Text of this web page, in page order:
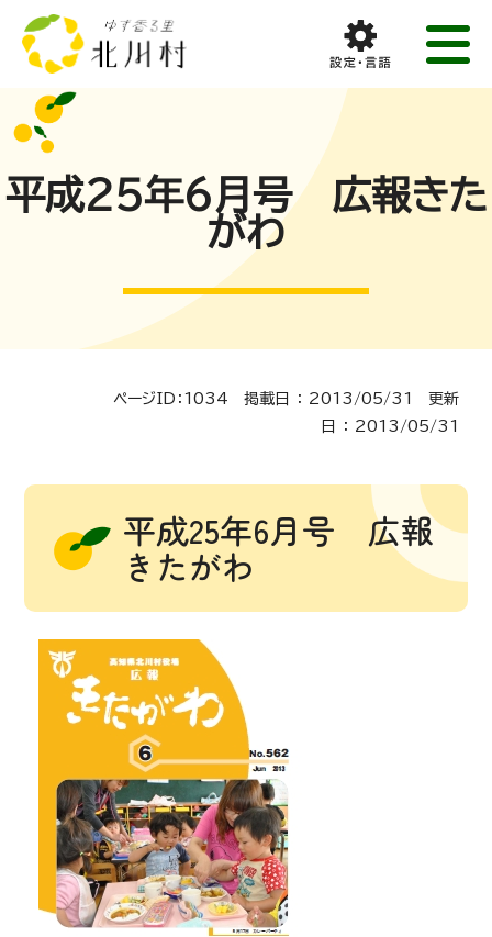
平成25年6月号 広報きた
がわ
ページID：1034 掲載日 ： 2013/05/31 更新
日 ： 2013/05/31
平成25年6月号 広報
きたがわ